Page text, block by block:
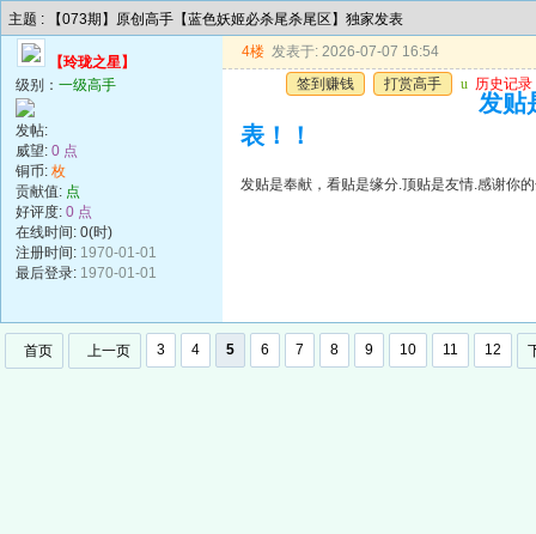
主题 : 【073期】原创高手【蓝色妖姬必杀尾杀尾区】独家发表
【玲珑之星】
级别： 一级高手
发帖:
威望: 0 点
铜币: 枚
贡献值: 点
好评度: 0 点
在线时间: 0(时)
注册时间: 1970-01-01
最后登录: 1970-01-01
4楼 发表于: 2026-07-07 16:54
签到赚钱
打赏高手 u 历史记录
发贴
表！！
发贴是奉献，看贴是缘分.顶贴是友情.感谢你
首页 上一页 3 4 5 6 7 8 9 10 11 12